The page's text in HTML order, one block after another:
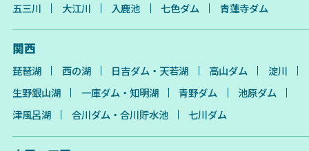
五三川 大江川 入鹿池 七色ダム 青蓮寺ダム
関西
琵琶湖 西の湖 日吉ダム・天若湖 高山ダム
淀川
生野銀山湖
一庫ダム・知明湖 青野ダム
池原ダム
津風呂湖
合川ダム・合川貯水池 七川ダム